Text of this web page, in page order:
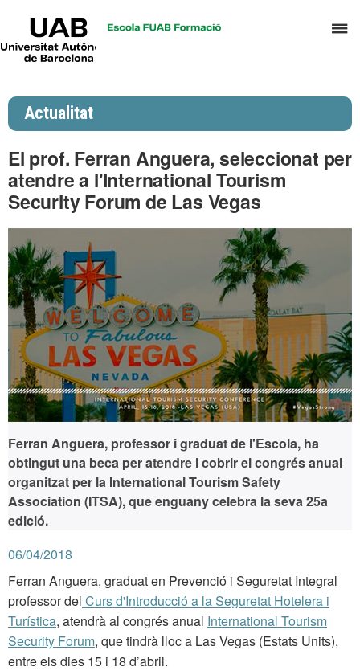
el
Universitat
Actualitat
El prof. Ferran Anguera, seleccionat per
atendre a l'International Tourism
Security Forum de Las Vegas
Ferran Anguera, professor i graduat de l'Escola, ha
obtingut una beca per atendre i cobrir el congrés anual
organitzat per la International Tourism Safety
Association (ITSA), que enguany celebra la seva 25a
edició.
06/04/2018
Ferran Anguera, graduat en Prevenció i Seguretat Integral
professor del Curs d'Introducció a la Seguretat Hotelera i
Turística, atendrà al congrés anual International Tourism
Security Forum, que tindrà lloc a Las Vegas (Estats Units),
entre els dies 15 i 18 d’abril.